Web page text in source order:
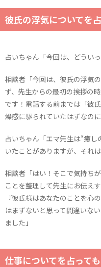
彼氏の浮気についてを
占いちゃん「今回は、どうい
相談者「今回は、彼氏の浮気
ず、先生からの最初の挨拶の
です！電話する前までは「彼
燥感に駆られていたはずなの
占いちゃん「エマ先生は“癒
いたことがありますが、それ
相談者「はい！そこで気持ち
ことを整理して先生にお伝え
『彼氏様はあなたのことを心
はまずないと思って間違いな
ました」
仕事についてを占って